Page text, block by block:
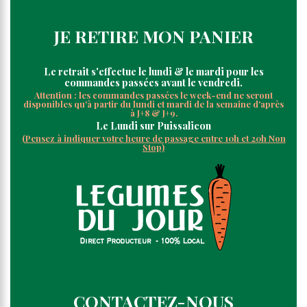
JE RETIRE MON PANIER
Le retrait s'effectue lelundi & le mardi pour les
commandes passées avant le vendredi.
Attention : les commandes passées le week-end ne seront
disponibles qu'à partir du lundi et mardi de la semaine d'après
à J+8 & J+9.
Le Lundi sur Puissalicon
(Pensez à indiquer votre heure de passage entre 10h et 20h Non
Stop)
CONTACTEZ-NOUS